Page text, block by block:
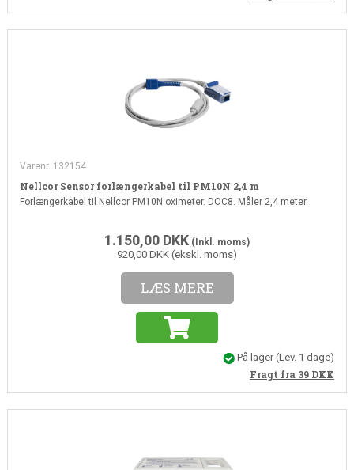
Varenr. 132154
Nellcor Sensor forlængerkabel til PM10N 2,4 m
Forlængerkabel til Nellcor PM10N oximeter. DOC8. Måler 2,4 meter.
1.150,00 DKK (Inkl. moms)
920,00 DKK (ekskl. moms)
LÆS MERE
På lager(Lev. 1 dage)
Fragt fra 39 DKK